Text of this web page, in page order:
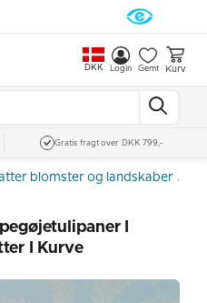
DKK Login Gemt Kurv
Gratis fragt over DKK 799,-
blomster og landskaber
I
I Kurve